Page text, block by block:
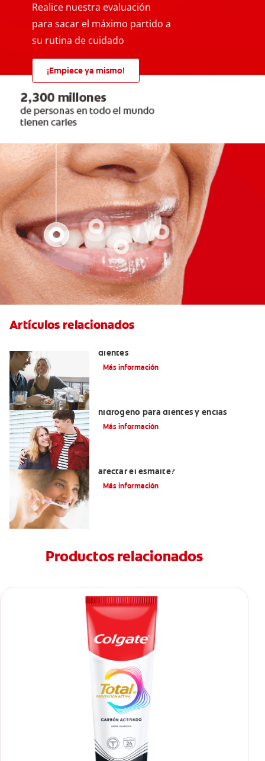
Realice nuestra evaluación
para sacar el máximo partido a
su rutina de cuidado
¡Empiece ya mismo!
Artículos relacionados
dientes
Más información
hidrógeno para dientes y encías
Más información
afectar el esmalte?
Más información
Productos relacionados